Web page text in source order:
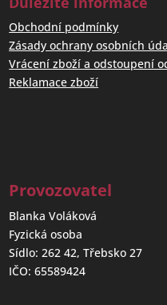
Obchodní podmínky
Zásady ochrany osobních
Vrácení zboží a odstoupení
Reklamace zboží
Provozovatel
Blanka Voláková
Fyzická osoba
Sídlo: 262 42, Třebsko 27
IČO: 65589424